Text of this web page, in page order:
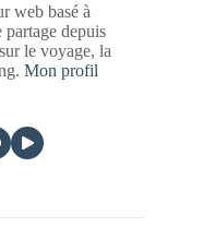
web basé à
depuis
le voyage, la
Mon profil